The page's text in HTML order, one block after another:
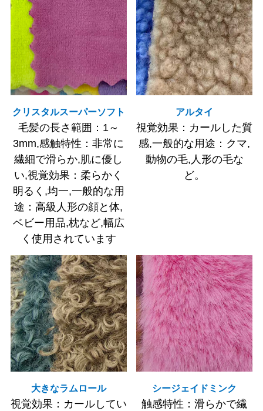
クリスタルスーパーソフト
毛髪の長さ範囲：1～
3mm,感触特性：非常に
繊細で滑らか,肌に優し
い,視覚効果：柔らかく
明るく,均一,一般的な用
途：高級人形の顔と体,
ベビー用品,枕など,幅広
く使用されています
アルタイ
視覚効果：カールした質
感,一般的な用途：クマ,
動物の毛,人形の毛な
ど。
大きなラムロール
視覚効果：カールしてい
シージェイドミンク
触感特性：滑らかで繊